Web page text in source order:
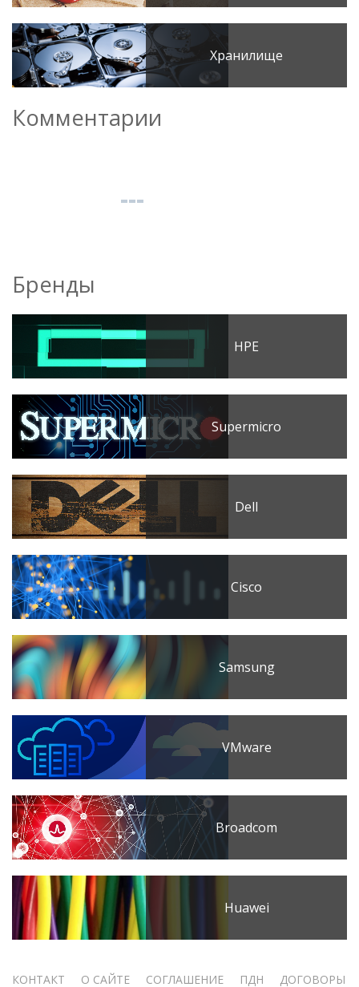
Хранилище
Комментарии
Бренды
HPE
Supermicro
Dell
Cisco
Samsung
VMware
Broadcom
Huawei
КОНТАКТ О САЙТЕ СОГЛАШЕНИЕ ПДН ДОГОВОРЫ